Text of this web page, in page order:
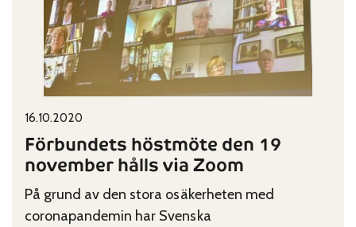
Published on:
16.10.2020
Förbundets höstmöte den 19
november hålls via Zoom
På grund av den stora osäkerheten med
coronapandemin har Svenska
Categories: